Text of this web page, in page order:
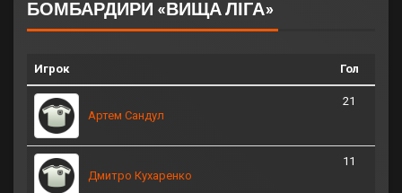
БОМБАРДИРИ «ВИЩА ЛІГА»
Игрок Гол
Артем Сандул
21
Дмитро Кухаренко
11